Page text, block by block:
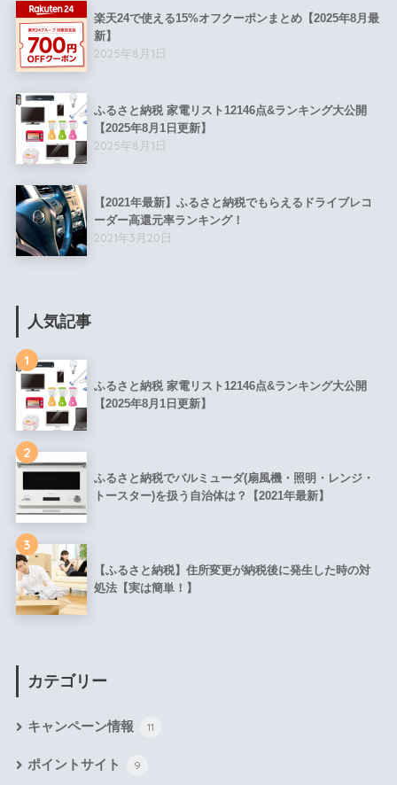
楽天24で使える15%オフクーポンまとめ【2025年8月最
新】
2025年8月1日
ふるさと納税 家電リスト12146点&ランキング大公開
【2025年8月1日更新】
2025年8月1日
【2021年最新】ふるさと納税でもらえるドライブレコ
ーダー高還元率ランキング！
2021年3月20日
人気記事
1
ふるさと納税 家電リスト12146点&ランキング大公開
【2025年8月1日更新】
2
ふるさと納税でバルミューダ(扇風機・照明・レンジ・
トースター)を扱う自治体は？【2021年最新】
3
【ふるさと納税】住所変更が納税後に発生した時の対
処法【実は簡単！】
カテゴリー
キャンペーン情報 11
ポイントサイト 9